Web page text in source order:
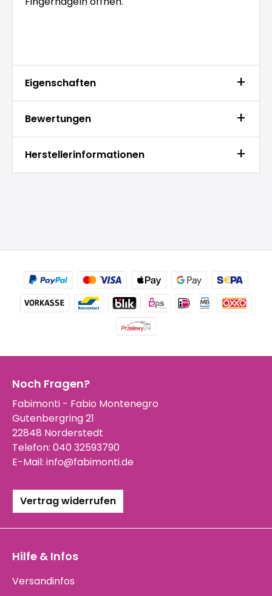
Eigenschaften
Bewertungen
Herstellerinformationen
Noch Fragen?
Fabimonti - Fabio Montenegro
Gutenbergring 21
22848 Norderstedt
Telefon: 040 32593790
E-Mail: info@fabimonti.de
Vertrag widerrufen
Hilfe & Infos
Versandinfos